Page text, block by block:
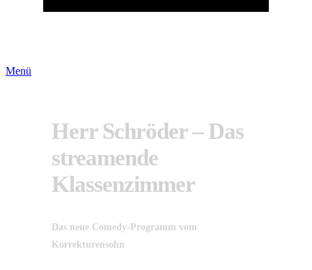
Menü
Herr Schröder – Das
streamende
Klassenzimmer
Das neue Comedy-Programm vom
Korrekturensohn